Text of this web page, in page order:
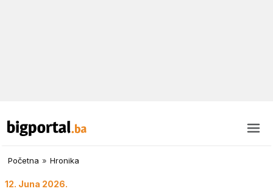
Početna » Hronika
12. Juna 2026.